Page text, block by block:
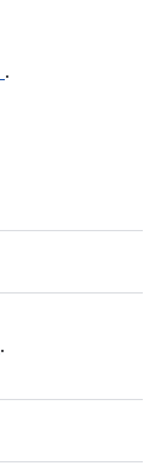
.
.